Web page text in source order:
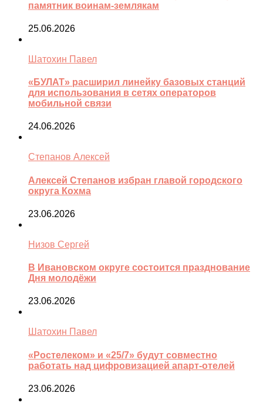
памятник воинам-землякам
25.06.2026
Шатохин Павел
«БУЛАТ» расширил линейку базовых станций
для использования в сетях операторов
мобильной связи
24.06.2026
Степанов Алексей
Алексей Степанов избран главой городского
округа Кохма
23.06.2026
Низов Сергей
В Ивановском округе состоится празднование
Дня молодёжи
23.06.2026
Шатохин Павел
«Ростелеком» и «25/7» будут совместно
работать над цифровизацией апарт-отелей
23.06.2026